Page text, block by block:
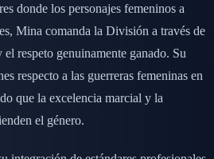
donde los personajes femeninos a
Mina comanda la División a través de
respeto genuinamente ganado. Su
respecto a las guerreras femeninas en
que la excelencia marcial y la
el género.